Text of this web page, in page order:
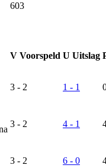
603
V Voorspeld U Uitslag
3 - 2 1 - 1
3 - 2 4 - 1
3 - 2 6 - 0